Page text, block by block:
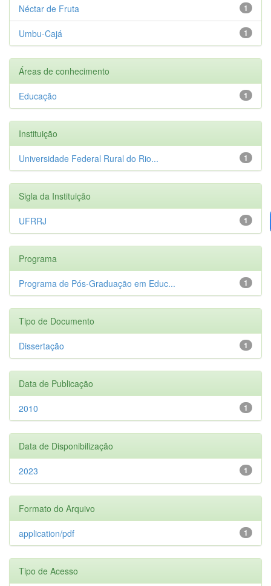
1
Néctar de Fruta
1
Umbu-Cajá
Áreas de conhecimento
1
Educação
Instituição
1
Universidade Federal Rural do Rio...
Sigla da Instituição
1
UFRRJ
Programa
1
Programa de Pós-Graduação em Educ...
Tipo de Documento
1
Dissertação
Data de Publicação
1
2010
Data de Disponibilização
1
2023
Formato do Arquivo
1
application/pdf
Tipo de Acesso